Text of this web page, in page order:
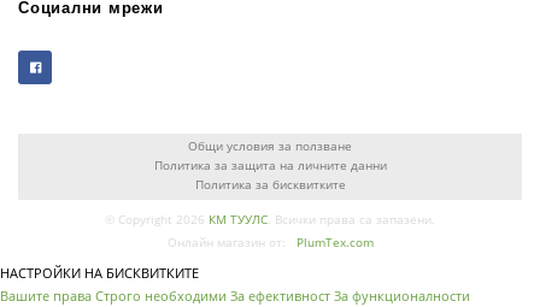
Социални мрежи
Общи условия за ползване
Политика за защита на личните данни
Политика за бисквитките
© Copyright 2026 КМ ТУУЛС. Всички права са запазени.
Онлайн магазин от:
PlumTex.com
НАСТРОЙКИ НА БИСКВИТКИТЕ
Вашите права Строго необходими За ефективност За функционалности